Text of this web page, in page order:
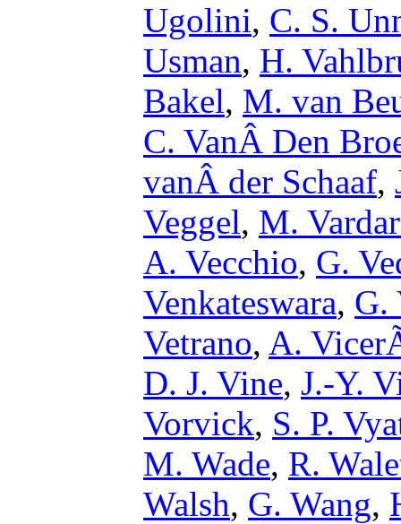
Ugolini, C. S.
Usman, H.
Bakel, M. van
C. VanÂ Den
vanÂ der Schaaf,
Veggel, M.
A. Vecchio, G.
Venkateswara, G.
Vetrano, A.
D. J. Vine, J.-Y.
Vorvick, S. P.
M. Wade, R.
Walsh, G. Wang,